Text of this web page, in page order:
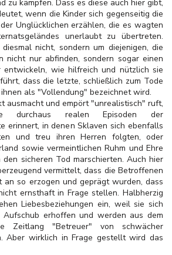
zu kämpfen. Dass es diese auch hier gibt,
wenn die Kinder sich gegenseitig die
Unglücklichen erzählen, die es wagten
unerlaubt zu übertreten.
nicht, sondern um diejenigen, die
nicht nur abfinden, sondern sogar einen
wie hilfreich und nützlich sie
dass die letzte, schließlich zum Tode
als "Vollendung" bezeichnet wird.
ausmacht und empört "unrealistisch" ruft,
realen Episoden der
erinnert, in denen Sklaven sich ebenfalls
und treu ihren Herren folgten, oder
sowie vermeintlichen Ruhm und Ehre
sicheren Tod marschierten. Auch hier
vermittelt, dass die Betroffenen
an so erzogen und geprägt wurden, dass
ernsthaft in Frage stellen. Halbherzig
Liebesbeziehungen ein, weil sie sich
Aufschub erhoffen und werden aus dem
Zeitlang "Betreuer" von schwächer
Aber wirklich in Frage gestellt wird das